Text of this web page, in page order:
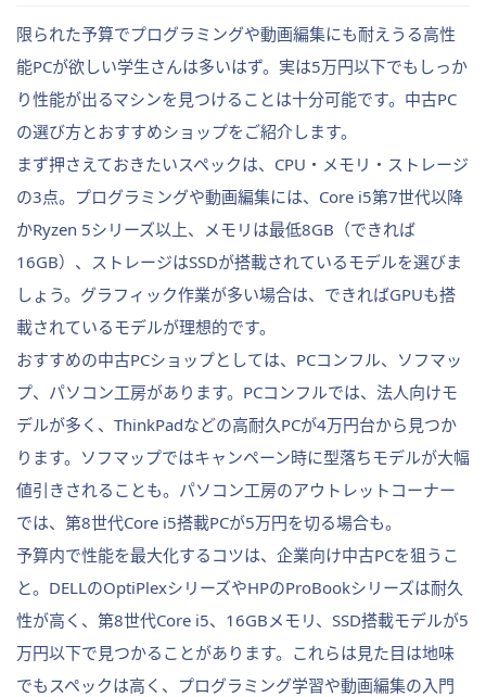
限られた予算でプログラミングや動画編集にも耐えうる高性
能PCが欲しい学生さんは多いはず。実は5万円以下でもしっか
り性能が出るマシンを見つけることは十分可能です。中古PC
の選び方とおすすめショップをご紹介します。
まず押さえておきたいスペックは、CPU・メモリ・ストレージ
の3点。プログラミングや動画編集には、Core i5第7世代以降
かRyzen 5シリーズ以上、メモリは最低8GB（できれば
16GB）、ストレージはSSDが搭載されているモデルを選びま
しょう。グラフィック作業が多い場合は、できればGPUも搭
載されているモデルが理想的です。
おすすめの中古PCショップとしては、PCコンフル、ソフマッ
プ、パソコン工房があります。PCコンフルでは、法人向けモ
デルが多く、ThinkPadなどの高耐久PCが4万円台から見つか
ります。ソフマップではキャンペーン時に型落ちモデルが大幅
値引きされることも。パソコン工房のアウトレットコーナー
では、第8世代Core i5搭載PCが5万円を切る場合も。
予算内で性能を最大化するコツは、企業向け中古PCを狙うこ
と。DELLのOptiPlexシリーズやHPのProBookシリーズは耐久
性が高く、第8世代Core i5、16GBメモリ、SSD搭載モデルが5
万円以下で見つかることがあります。これらは見た目は地味
でもスペックは高く、プログラミング学習や動画編集の入門